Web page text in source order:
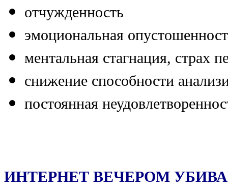
отчужденность
эмоциональная
ментальная стагнация, страх
снижение способности
постоянная
ИНТЕРНЕТ ВЕЧЕРОМ